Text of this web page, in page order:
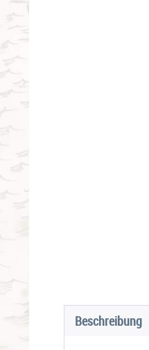
Beschreibung